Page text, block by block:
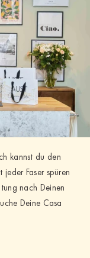
kannst du den
Faser spüren
nach Deinen
Deine Casa